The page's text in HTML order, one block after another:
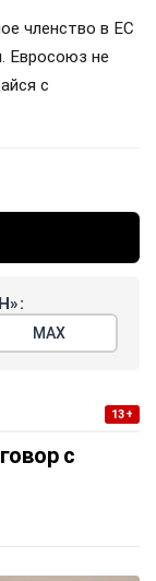
членство в ЕС
Евросоюз не
с
МАХ
13+
с